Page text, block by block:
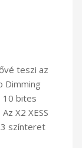
teszi az
Dimming
10 bites
X2 XESS
színteret